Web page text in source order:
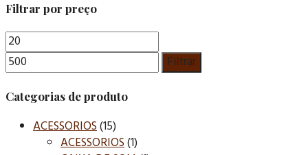
Filtrar por preço
Filtrar
Categorias de produto
ACESSORIOS(15)
ACESSORIOS(1)